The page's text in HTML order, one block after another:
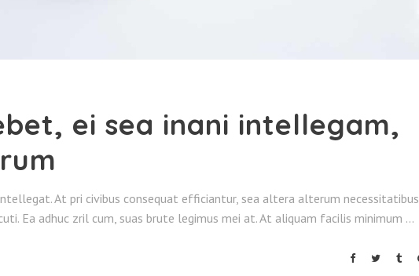
ei sea inani intellegam,
At pri civibus consequat efficiantur, sea altera alterum necessitatibus
Ea adhuc zril cum, suas brute legimus mei at. At aliquam facilis minimum